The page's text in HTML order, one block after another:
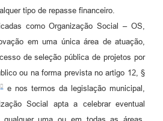
tipo de repasse financeiro.
como Organização Social – OS,
em uma única área de atuação,
de seleção pública de projetos por
ou na forma prevista no artigo 12, §
e nos termos da legislação municipal,
Social apta a celebrar eventual